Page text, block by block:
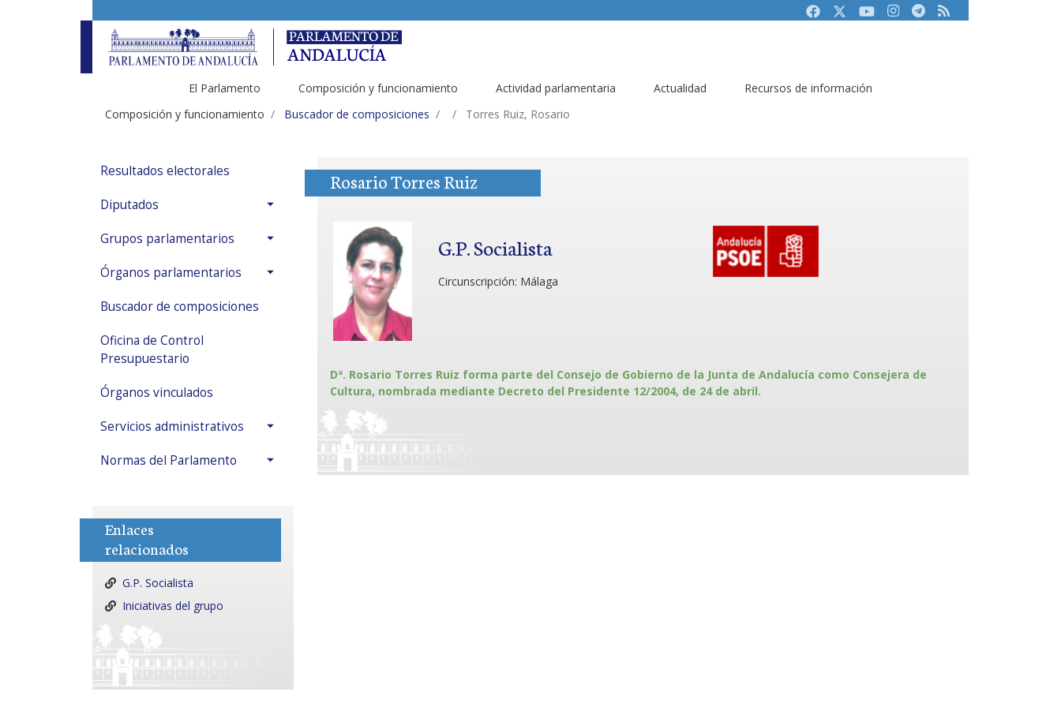
FacebookTwitterYoutubeInstagram
Telegram
RSS
El Parlamento Composición y funcionamiento Actividad parlamentaria Actualidad
Recursos de información
Composición y funcionamiento
Buscador de composiciones Torres Ruiz, Rosario
Resultados electorales
Diputados
Grupos parlamentarios
Órganos parlamentarios
Buscador de composiciones
Oficina de Control
Presupuestario
Órganos vinculados
Servicios administrativos
Normas del Parlamento
Enlaces
relacionados
G.P. Socialista
Iniciativas del grupo
Rosario Torres Ruiz
G.P. Socialista
Circunscripción: Málaga
Dª. Rosario Torres Ruiz forma parte del Consejo de Gobierno de la Junta de Andalucía como Consejera de
Cultura, nombrada mediante Decreto del Presidente 12/2004, de 24 de abril.